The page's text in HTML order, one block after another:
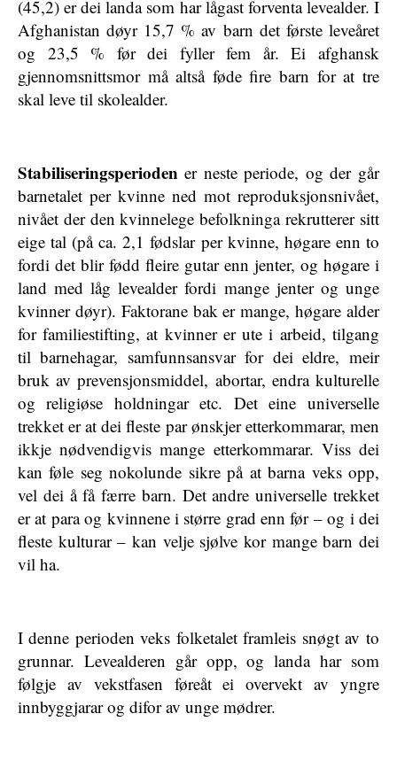
(45,2) er dei landa som har lågast forventa levealder. I
Afghanistan døyr 15,7 % av barn det første leveåret
og 23,5 % før dei fyller fem år. Ei afghansk
gjennomsnittsmor må altså føde fire barn for at tre
skal leve til skolealder.
Stabiliseringsperioden er neste periode, og der går
barnetalet per kvinne ned mot reproduksjonsnivået,
nivået der den kvinnelege befolkninga rekrutterer sitt
eige tal (på ca. 2,1 fødslar per kvinne, høgare enn to
fordi det blir fødd fleire gutar enn jenter, og høgare i
land med låg levealder fordi mange jenter og unge
kvinner døyr). Faktorane bak er mange, høgare alder
for familiestifting, at kvinner er ute i arbeid, tilgang
til barnehagar, samfunnsansvar for dei eldre, meir
bruk av prevensjonsmiddel, abortar, endra kulturelle
og religiøse holdningar etc. Det eine universelle
trekket er at dei fleste par ønskjer etterkommarar, men
ikkje nødvendigvis mange etterkommarar. Viss dei
kan føle seg nokolunde sikre på at barna veks opp,
vel dei å få færre barn. Det andre universelle trekket
er at para og kvinnene i større grad enn før – og i dei
fleste kulturar – kan velje sjølve kor mange barn dei
vil ha.
I denne perioden veks folketalet framleis snøgt av to
grunnar. Levealderen går opp, og landa har som
følgje av vekstfasen føreåt ei overvekt av yngre
innbyggjarar og difor av unge mødrer.